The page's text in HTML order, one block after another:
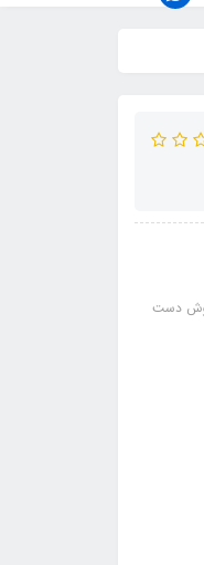
خوش دست